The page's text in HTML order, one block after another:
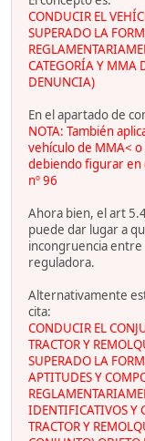
CONDUCIR EL
SUPERADO LA
CATEGORÍA Y MMA
DENUNCIA)
En el apartado de
NOTA: También
vehículo de MMA<
debiendo figurar en
nº 96
Ahora bien, el art
puede dar lugar a
incongruencia entre
reguladora.
Alternativamente
cita:
CONDUCIR EL
TRACTOR Y
SUPERADO LA
APTITUDES Y
IDENTIFICATIVOS Y
TRACTOR Y